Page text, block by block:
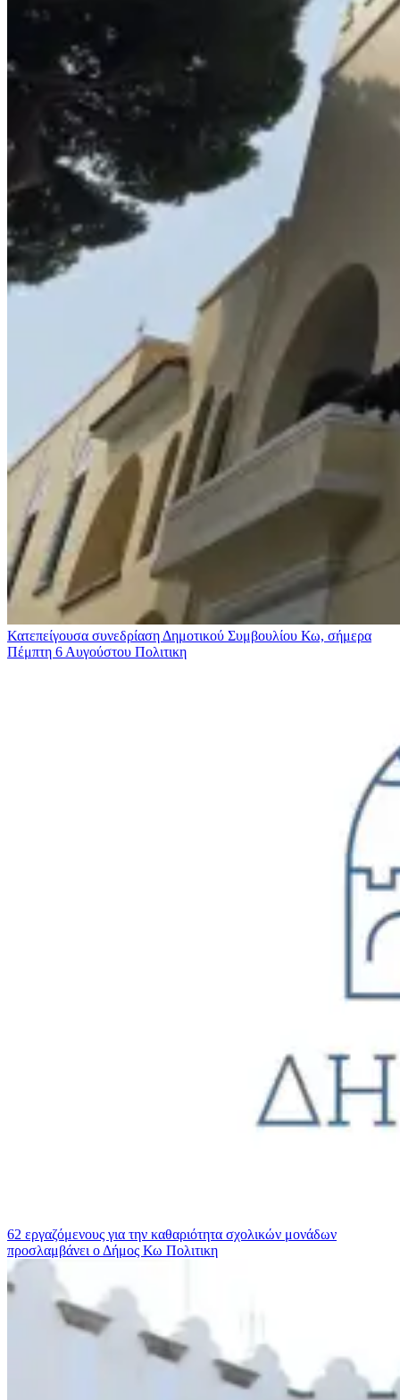
Κατεπείγουσα συνεδρίαση Δημοτικού Συμβουλίου Κω, σήμερα
Πέμπτη 6 Αυγούστου Πολιτικη
62 εργαζόμενους για την καθαριότητα σχολικών μονάδων
προσλαμβάνει ο Δήμος Κω Πολιτικη